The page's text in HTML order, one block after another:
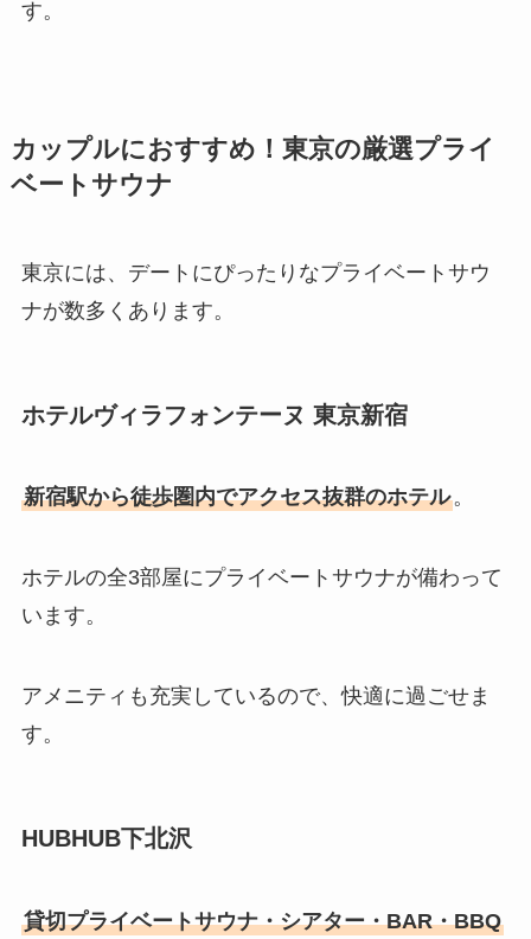
す。
カップルにおすすめ！東京の厳選プライ
ベートサウナ
東京には、デートにぴったりなプライベートサウ
ナが数多くあります。
ホテルヴィラフォンテーヌ 東京新宿
新宿駅から徒歩圏内でアクセス抜群のホテル。
ホテルの全3部屋にプライベートサウナが備わって
います。
アメニティも充実しているので、快適に過ごせま
す。
HUBHUB下北沢
貸切プライベートサウナ・シアター・BAR・BBQ